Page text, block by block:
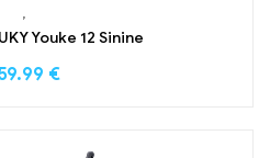
,
Youke 12 Sinine
€